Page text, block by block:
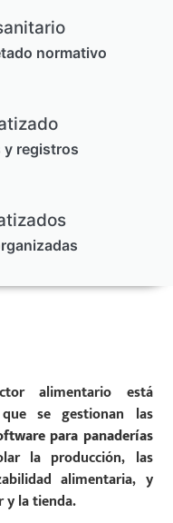
normativo
y registros
alimentario está
se gestionan las
para panaderías
la producción, las
alimentaria, y
y la tienda.